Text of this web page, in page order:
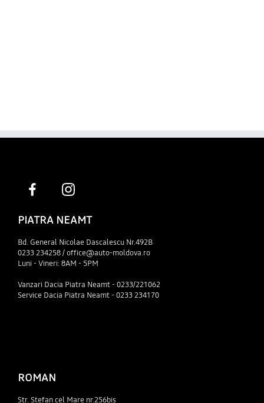
PIATRA NEAMT
Bd. General Nicolae Dascalescu Nr.492B
0233 234258 / office@auto-moldova.ro
Luni - Vineri: 8AM - 5PM
Vanzari Dacia Piatra Neamt - 0233/221062
Service Dacia Piatra Neamt - 0233 234170
ROMAN
Str. Stefan cel Mare nr.256bis